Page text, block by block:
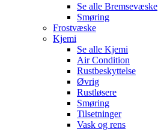
Se alle Bremsevæske
Smøring
Frostvæske
Kjemi
Se alle Kjemi
Air Condition
Rustbeskyttelse
Øvrig
Rustløsere
Smøring
Tilsetninger
Vask og rens